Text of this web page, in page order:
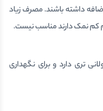
داشته باشند. مصرف زیاد
کم نمک دارند مناسب نیست.
تری دارد و برای نگهداری